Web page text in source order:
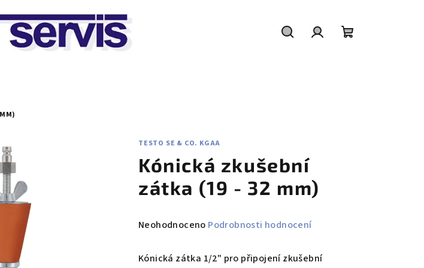
TESTO SE & CO. KGAA
Kónická zkušební
zátka (19 - 32 mm)
Průměrné
produktu
Neohodnoceno Podrobnosti hodnocení
Kónická zátka 1/2" pro připojení zkušební